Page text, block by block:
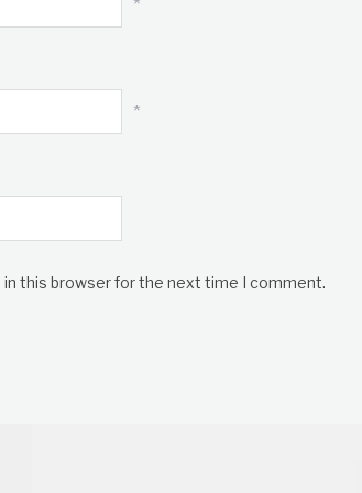
*
*
in this browser for the next time I comment.